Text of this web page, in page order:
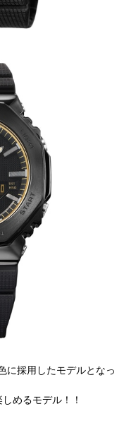
に採用したモデルとなっ
めるモデル！！